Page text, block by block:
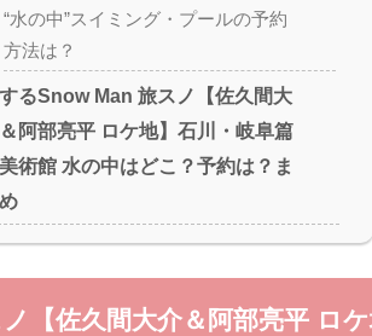
“水の中”スイミング・プールの予約
方法は？
るSnow Man 旅スノ【佐久間大
阿部亮平 ロケ地】石川・岐阜篇
術館 水の中はどこ？予約は？ま
【佐久間大介＆阿部亮平 ロ